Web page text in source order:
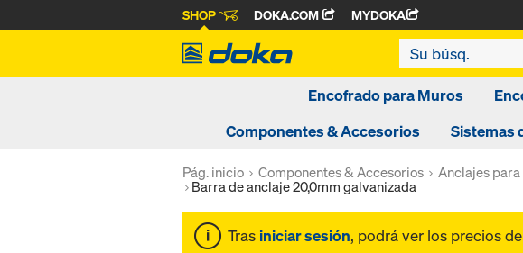
SHOP DOKA.COM MYDOKA
Encofrado para Muros
Componentes & Accesorios
Sistemas
Pág. inicio Componentes & Accesorios Anclajes
Barra de anclaje 20,0mm galvanizada
Tras iniciar sesión, podrá ver los precios